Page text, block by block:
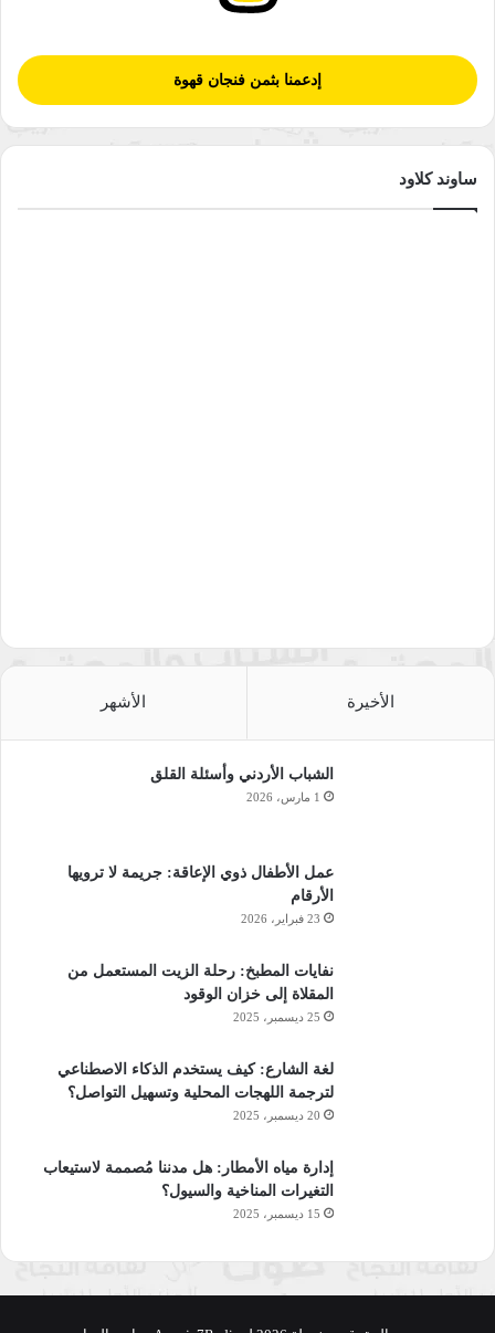
إدعمنا بثمن فنجان قهوة
ساوند كلاود
الأخيرة الأشهر
الشباب الأردني وأسئلة القلق
1 مارس، 2026
عمل الأطفال ذوي الإعاقة: جريمة لا ترويها
الأرقام
23 فبراير، 2026
نفايات المطبخ: رحلة الزيت المستعمل من
المقلاة إلى خزان الوقود
25 ديسمبر، 2025
لغة الشارع: كيف يستخدم الذكاء الاصطناعي
لترجمة اللهجات المحلية وتسهيل التواصل؟
20 ديسمبر، 2025
إدارة مياه الأمطار: هل مدننا مُصممة لاستيعاب
التغيرات المناخية والسيول؟
15 ديسمبر، 2025